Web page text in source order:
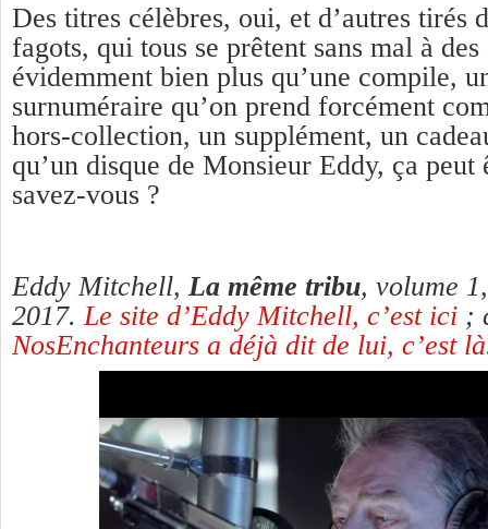
Des titres célèbres, oui, et d’autres tirés
fagots, qui tous se prêtent sans mal à des
évidemment bien plus qu’une compile,
surnuméraire qu’on prend forcément
hors-collection, un supplément, un
qu’un disque de Monsieur Eddy, ça
savez-vous ?
Eddy Mitchell, La même tribu, volume
2017. Le site d’Eddy Mitchell, c’est ici ;
NosEnchanteurs a déjà dit de lui, c’est là